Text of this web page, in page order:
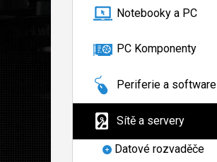
Notebooky a PC
PC Komponenty
Periferie a software
Sítě a servery
Datové rozvaděče